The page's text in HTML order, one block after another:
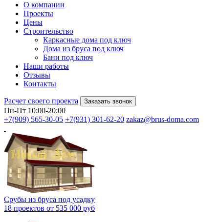
О компании
Проекты
Цены
Строительство
Каркасные дома под ключ
Дома из бруса под ключ
Бани под ключ
Наши работы
Отзывы
Контакты
Расчет своего проекта Заказать звонок
Пн-Пт 10:00-20:00
+7(909) 565-30-05 +7(931) 301-62-20 zakaz@brus-doma.com
Срубы из бруса под усадку
18 проектов от 535 000 руб